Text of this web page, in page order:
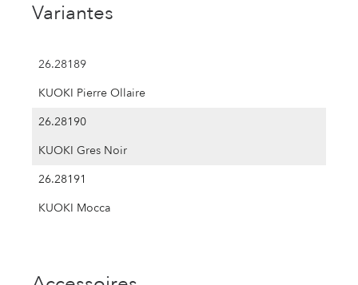
Variantes
26.28189
KUOKI Pierre Ollaire
26.28190
KUOKI Gres Noir
26.28191
KUOKI Mocca